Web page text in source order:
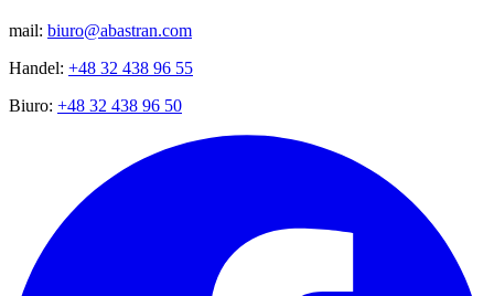
mail: biuro@abastran.com
Handel: +48 32 438 96 55
Biuro: +48 32 438 96 50